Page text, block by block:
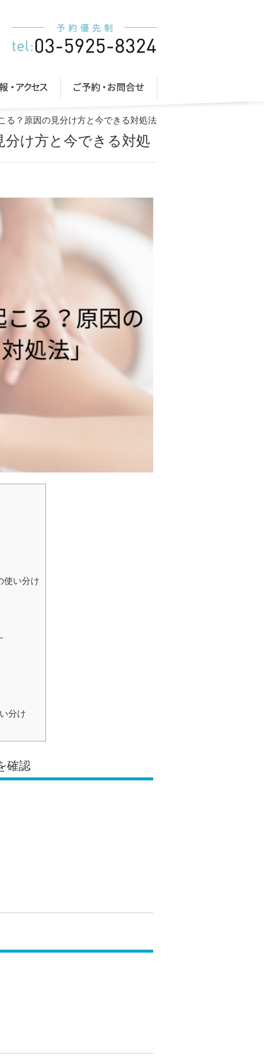
る？原因の見分け方と今できる対処法
分け方と今できる対処
使い分け
分け
確認